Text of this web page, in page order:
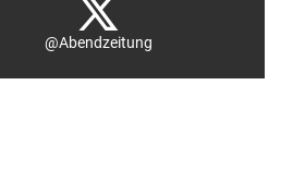
@Abendzeitung